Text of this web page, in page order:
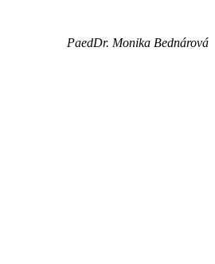
PaedDr. Monika Bednárová